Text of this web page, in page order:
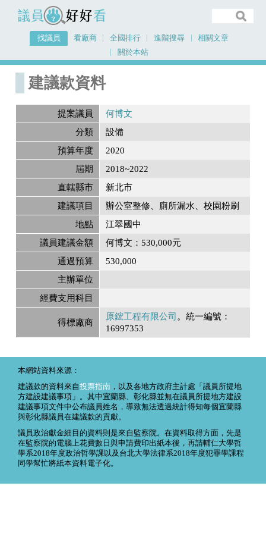
議員好好看
找議員 看廠商 全國排行 進階搜尋
相關文章
關於本站
首頁
建議款資料
提案議員
何博文
分類
設備
預算年度
2020
屆期
2018~2022
直轄縣市
新北市
建議項目
辦公室整修、廁所漏水、校園粉刷
地點
江翠國中
議員建議金額
何博文：530,000元
通過預算
530,000
主辦單位
經費支用科目
得標廠商
原鋐工程有限公司 。統一編號：
16997353
本網站資料來源：
建議款的資料來自投票指南 ，以及各地方政府主計處「議員所提地
方建設建議事項」。其中宜蘭縣、彰化縣並無在議員所提地方建設
建議事項文件中公布議員姓名，導致無法透過統計得知每個宜蘭縣
與彰化縣議員在建議款的貢獻。
議員政治獻金細目的資料則是來自監察院。在資料取得方面，先是
在監察院的電腦上花費數日與申請費印出紙本後，再請輔仁大學哲
學系2018年度政治哲學課以及台北大學法律系2018年度犯罪學課程
同學幫忙將紙本資料電子化。